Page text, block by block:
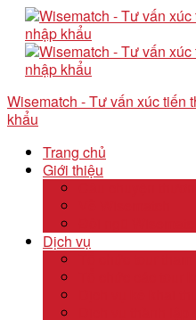
Wisematch - Tư vấn xúc tiến
khẩu
Trang chủ
Giới thiệu
Dịch vụ